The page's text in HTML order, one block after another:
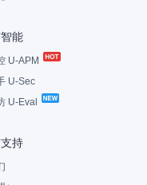
能
U-APM
U-Sec
U-Eval
持